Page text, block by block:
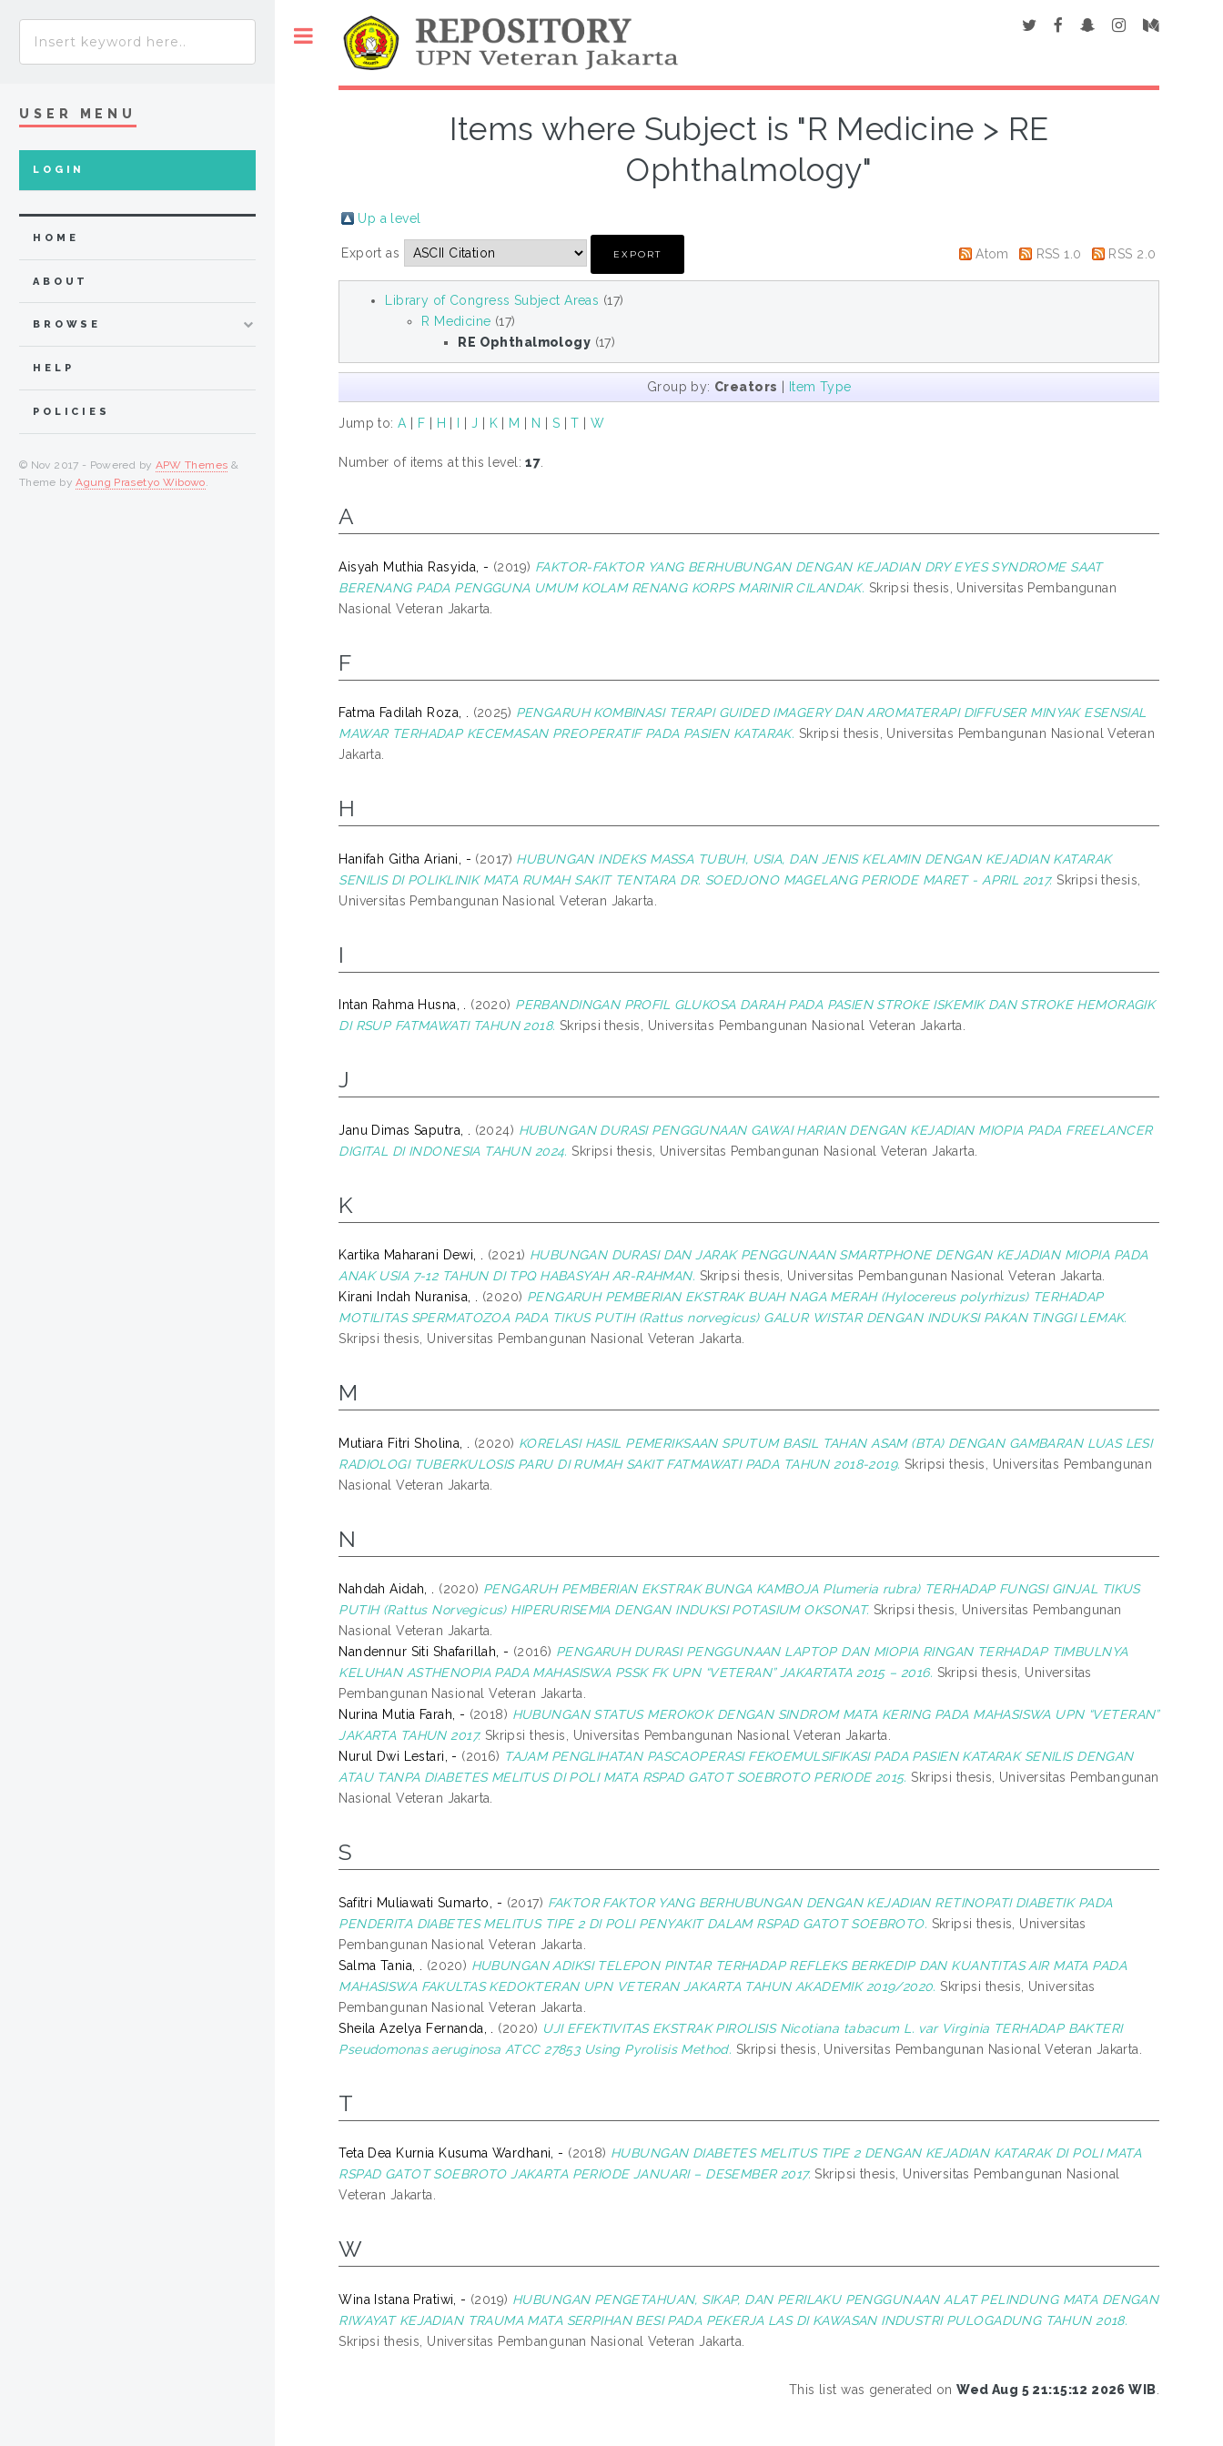
Items where Subject is "R Medicine > RE
Ophthalmology"
Up a level
Export as Atom RSS 1.0 RSS 2.0
Library of Congress Subject Areas (17)
R Medicine (17)
RE Ophthalmology (17)
Group by: Creators Item Type
Jump to:A F H J K M N S |T |W
Number of items at this level:17
A
Aisyah Muthia Rasyida, - (2019) FAKTOR-FAKTOR YANG BERHUBUNGAN DENGAN KEJADIAN DRY EYES SYNDROME SAAT
BERENANG PADA PENGGUNA UMUM KOLAM RENANG KORPS MARINIR CILANDAK. Skripsi thesis, Universitas Pembangunan
Nasional Veteran Jakarta.
F
Fatma Fadilah Roza, . (2025) PENGARUH KOMBINASI TERAPI GUIDED IMAGERY DAN AROMATERAPI DIFFUSER MINYAK ESENSIAL
MAWAR TERHADAP KECEMASAN PREOPERATIF PADA PASIEN KATARAK. Skripsi thesis, Universitas Pembangunan Nasional Veteran
Jakarta.
H
Hanifah Githa Ariani, - (2017) HUBUNGAN INDEKS MASSA TUBUH, USIA, DAN JENIS KELAMIN DENGAN KEJADIAN KATARAK
SENILIS DI POLIKLINIK MATA RUMAH SAKIT TENTARA DR. SOEDJONO MAGELANG PERIODE MARET - APRIL 2017. Skripsi thesis,
Universitas Pembangunan Nasional Veteran Jakarta.
I
Intan Rahma Husna, . (2020) PERBANDINGAN PROFIL GLUKOSA DARAH PADA PASIEN STROKE ISKEMIK DAN STROKE HEMORAGIK
DI RSUP FATMAWATI TAHUN 2018. Skripsi thesis, Universitas Pembangunan Nasional Veteran Jakarta.
J
Janu Dimas Saputra, . (2024) HUBUNGAN DURASI PENGGUNAAN GAWAI HARIAN DENGAN KEJADIAN MIOPIA PADA FREELANCER
DIGITAL DI INDONESIA TAHUN 2024. Skripsi thesis, Universitas Pembangunan Nasional Veteran Jakarta.
K
Kartika Maharani Dewi, . (2021) HUBUNGAN DURASI DAN JARAK PENGGUNAAN SMARTPHONE DENGAN KEJADIAN MIOPIA PADA
ANAK USIA 7-12 TAHUN DI TPQ HABASYAH AR-RAHMAN. Skripsi thesis, Universitas Pembangunan Nasional Veteran Jakarta.
Kirani Indah Nuranisa, .
(2020) PENGARUH PEMBERIAN EKSTRAK BUAH NAGA MERAH (Hylocereus polyrhizus) TERHADAP
MOTILITAS SPERMATOZOA PADA TIKUS PUTIH (Rattus norvegicus) GALUR WISTAR DENGAN INDUKSI PAKAN TINGGI LEMAK.
Skripsi thesis, Universitas Pembangunan Nasional Veteran Jakarta.
M
Mutiara Fitri Sholina, . (2020) KORELASI HASIL PEMERIKSAAN SPUTUM BASIL TAHAN ASAM (BTA) DENGAN GAMBARAN LUAS LESI
RADIOLOGI TUBERKULOSIS PARU DI RUMAH SAKIT FATMAWATI PADA TAHUN 2018-2019. Skripsi thesis, Universitas Pembangunan
Nasional Veteran Jakarta.
N
Nahdah Aidah, . (2020) PENGARUH PEMBERIAN EKSTRAK BUNGA KAMBOJA Plumeria rubra) TERHADAP FUNGSI GINJAL TIKUS
PUTIH (Rattus Norvegicus) HIPERURISEMIA DENGAN INDUKSI POTASIUM OKSONAT. Skripsi thesis, Universitas Pembangunan
Nasional Veteran Jakarta.
Nandennur Siti Shafarillah, - (2016) PENGARUH DURASI PENGGUNAAN LAPTOP DAN MIOPIA RINGAN TERHADAP TIMBULNYA
KELUHAN ASTHENOPIA PADA MAHASISWA PSSK FK UPN “VETERAN” JAKARTATA 2015 – 2016. Skripsi thesis, Universitas
Pembangunan Nasional Veteran Jakarta.
Nurina Mutia Farah, - (2018) HUBUNGAN STATUS MEROKOK DENGAN SINDROM MATA KERING PADA MAHASISWA UPN “VETERAN”
JAKARTA TAHUN 2017. Skripsi thesis, Universitas Pembangunan Nasional Veteran Jakarta.
Nurul Dwi Lestari, - (2016) TAJAM PENGLIHATAN PASCAOPERASI FEKOEMULSIFIKASI PADA PASIEN KATARAK SENILIS DENGAN
ATAU TANPA DIABETES MELITUS DI POLI MATA RSPAD GATOT SOEBROTO PERIODE 2015. Skripsi thesis, Universitas Pembangunan
Nasional Veteran Jakarta.
S
Safitri Muliawati Sumarto, - (2017) FAKTOR FAKTOR YANG BERHUBUNGAN DENGAN KEJADIAN RETINOPATI DIABETIK PADA
PENDERITA DIABETES MELITUS TIPE 2 DI POLI PENYAKIT DALAM RSPAD GATOT SOEBROTO. Skripsi thesis, Universitas
Pembangunan Nasional Veteran Jakarta.
Salma Tania, .
(2020) HUBUNGAN ADIKSI TELEPON PINTAR TERHADAP REFLEKS BERKEDIP DAN KUANTITAS AIR MATA PADA
MAHASISWA FAKULTAS KEDOKTERAN UPN VETERAN JAKARTA TAHUN AKADEMIK 2019/2020. Skripsi thesis, Universitas
Pembangunan Nasional Veteran Jakarta.
Sheila Azelya Fernanda, .
(2020) UJI EFEKTIVITAS EKSTRAK PIROLISIS Nicotiana tabacum L. var Virginia TERHADAP BAKTERI
Pseudomonas aeruginosa ATCC 27853 Using Pyrolisis Method. Skripsi thesis, Universitas Pembangunan Nasional Veteran Jakarta.
T
Teta Dea Kurnia Kusuma Wardhani, - (2018) HUBUNGAN DIABETES MELITUS TIPE 2 DENGAN KEJADIAN KATARAK DI POLI MATA
RSPAD GATOT SOEBROTO JAKARTA PERIODE JANUARI – DESEMBER 2017. Skripsi thesis, Universitas Pembangunan Nasional
Veteran Jakarta.
W
Wina Istana Pratiwi, - (2019) HUBUNGAN PENGETAHUAN, SIKAP, DAN PERILAKU PENGGUNAAN ALAT PELINDUNG MATA DENGAN
RIWAYAT KEJADIAN TRAUMA MATA SERPIHAN BESI PADA PEKERJA LAS DI KAWASAN INDUSTRI PULOGADUNG TAHUN 2018.
Skripsi thesis, Universitas Pembangunan Nasional Veteran Jakarta.
This list was generated onWed Aug 5 21:15:12 2026 WIB
USER MENU
LOGIN
HOME
ABOUT
BROWSE
HELP
POLICIES
© Nov 2017 - Powered by APW Themes &
Theme byAgung Prasetyo Wibowo